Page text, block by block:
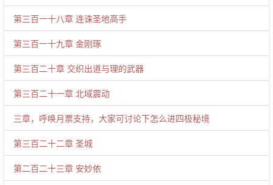
第三百一十八章 连诛圣地高手
第三百一十九章 金刚琢
第三百二十章 交织出道与理的武器
第三百二十一章 北域震动
三章，呼唤月票支持，大家可讨论下怎么进四极秘境
第三百二十二章 圣城
第二百二十三章 安妙依